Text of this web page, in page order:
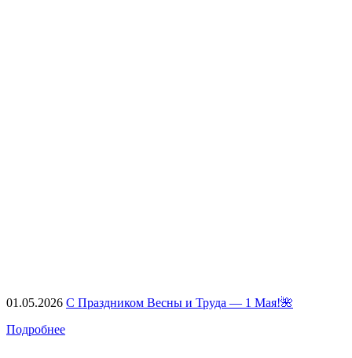
01.05.2026 С Праздником Весны и Труда — 1 Мая!🌺
Подробнее